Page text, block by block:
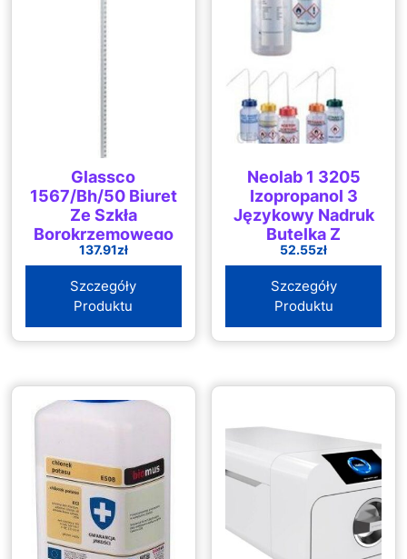
Glassco
1567/Bh/50 Biuret
Ze Szkła
Borokrzemowego
Prosty Otwór Ze
Stopkiem Klasa B
Bursztynowe
Ukończenie Szkoły
137.91zł
Szczegóły
Produktu
Neolab 1 3205
Izopropanol 3
Językowy Nadruk
Butelka Z
Dozownikiem
52.55zł
Szczegóły
Produktu